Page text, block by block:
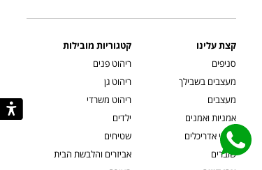
קצת עלינו
סניפים
מעצבים בשבילך
מעצבים
אמניות ואמנים
קשרי אדריכלים
שוברים
קטגוריות מובילות
ריהוט פנים
ריהוט גן
ריהוט משרדי
ילדים
שטיחים
אביזרים והלבשת הבית